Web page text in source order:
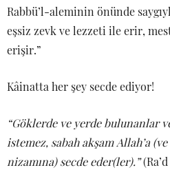
Rabbü’l-aleminin önünde
eşsiz zevk ve lezzeti ile erir,
erişir.”
Kâinatta her şey secde ediyor!
“Göklerde ve yerde bulunanlar
istemez, sabah akşam Allah’a
nizamına) secde eder(ler).”(Ra’d